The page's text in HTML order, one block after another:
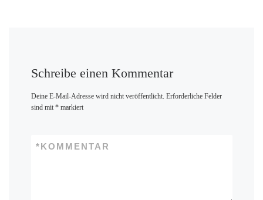
Schreibe einen Kommentar
Deine E-Mail-Adresse wird nicht veröffentlicht. Erforderliche Felder
sind mit *markiert
KOMMENTAR
*